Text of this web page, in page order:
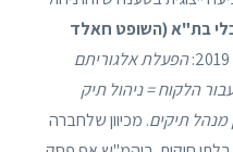
בת"א (השופט חאלד
הפעלת אלגוריתם
הלקוח = ניהול תיק
מנהל תיקים. מכיוון שלחברה